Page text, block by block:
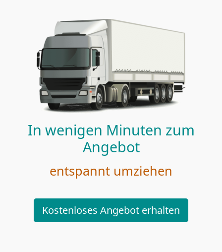
In wenigen Minuten zum
Angebot
entspannt umziehen
Kostenloses Angebot erhalten